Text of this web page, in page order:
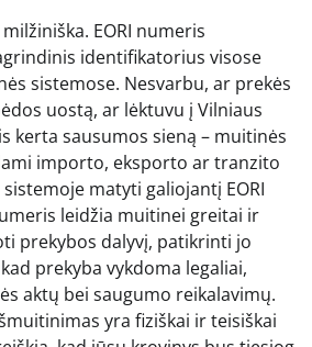
EORI numeris
identifikatorius visose
sistemose. Nesvarbu, ar prekės
uostą, ar lėktuvu į Vilniaus
kerta sausumos sieną – muitinės
importo, eksporto ar tranzito
matyti galiojantį EORI
leidžia muitinei greitai ir
prekybos dalyvį, patikrinti jo
prekyba vykdoma legaliai,
aktų bei saugumo reikalavimų.
yra fiziškai ir teisiškai